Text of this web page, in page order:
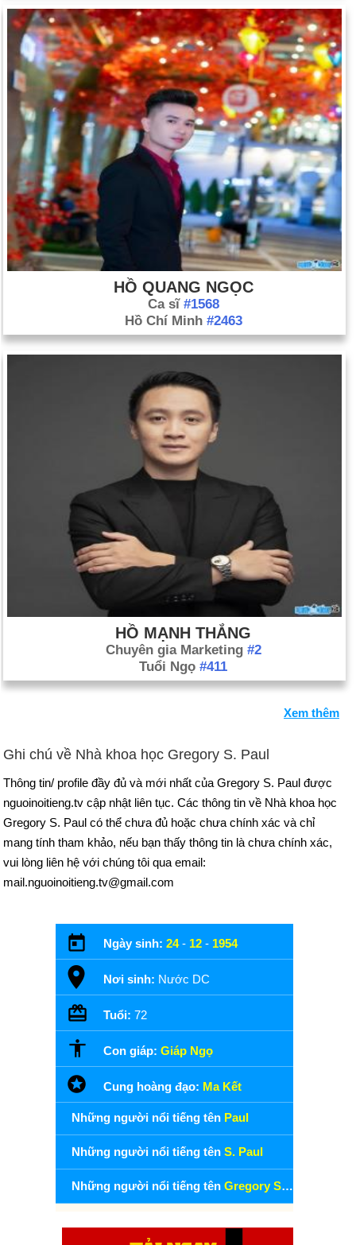
HỒ QUANG NGỌC
Ca sĩ #1568
Hồ Chí Minh #2463
HỒ MẠNH THẮNG
Chuyên gia Marketing #2
Tuổi Ngọ #411
Xem thêm
Ghi chú về Nhà khoa học Gregory S. Paul
Thông tin/ profile đầy đủ và mới nhất của Gregory S. Paul được
nguoinoitieng.tv cập nhật liên tục. Các thông tin về Nhà khoa học
Gregory S. Paul có thể chưa đủ hoặc chưa chính xác và chỉ
mang tính tham khảo, nếu bạn thấy thông tin là chưa chính xác,
vui lòng liên hệ với chúng tôi qua email:
mail.nguoinoitieng.tv@gmail.com
Ngày sinh: 24- 12 - 1954
Nơi sinh: Nước DC
Tuổi: 72
Con giáp: Giáp Ngọ
Cung hoàng đạo: Ma Kết
Những người nổi tiếng tên Paul
Những người nổi tiếng tên S. Paul
Những người nổi tiếng tên Gregory S. Paul